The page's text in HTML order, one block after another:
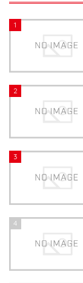
1
2
3
4